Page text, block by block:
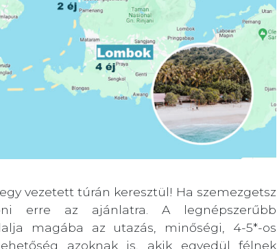
vezetett túrán keresztül! Ha szemezgetsz
erre az ajánlatra. A legnépszerűbb
magába az utazás, minőségi, 4-5*-os
azoknak is, akik egyedül félnek